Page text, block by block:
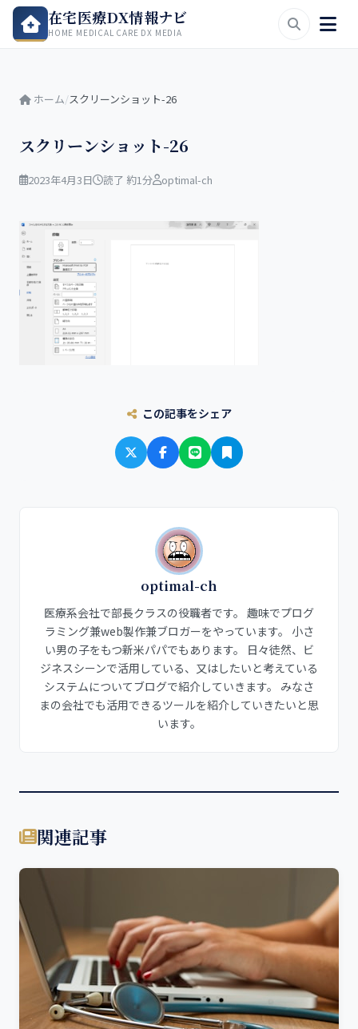
在宅医療DX情報ナビ
HOME MEDICAL CARE DX MEDIA
ホーム/スクリーンショット-26
スクリーンショット-26
2023年4月3日 読了 約1分 optimal-ch
この記事をシェア
optimal-ch
医療系会社で部長クラスの役職者です。 趣味でプログ
ラミング兼web製作兼ブロガーをやっています。 小さ
い男の子をもつ新米パパでもあります。 日々徒然、ビ
ジネスシーンで活用している、又はしたいと考えている
システムについてブログで紹介していきます。 みなさ
まの会社でも活用できるツールを紹介していきたいと思
います。
関連記事